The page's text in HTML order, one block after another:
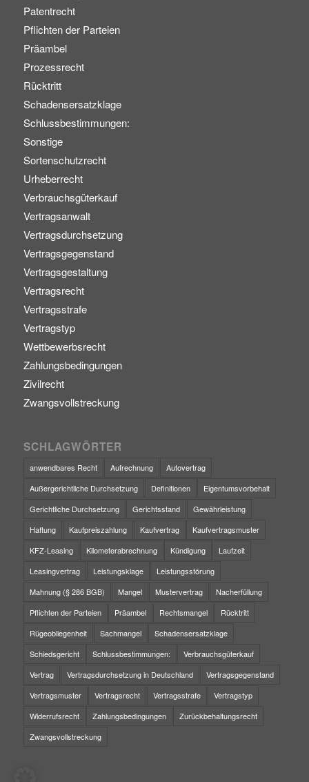
Patentrecht
Pflichten der Parteien
Präambel
Prozessrecht
Rücktritt
Schadensersatzklage
Schlussbestimmungen:
Sonstige
Sortenschutzrecht
Urheberrecht
Verbrauchsgüterkauf
Vertragsanwalt
Vertragsdurchsetzung
Vertragsgegenstand
Vertragsgestaltung
Vertragsrecht
Vertragsstrafe
Vertragstyp
Wettbewerbsrecht
Zahlungsbedingungen
Zivilrecht
Zwangsvollstreckung
SCHLAGWÖRTER
anwendbares Recht Aufrechnung
Autovertrag
Außergerichtliche Durchsetzung
Definitionen
Eigentumsvorbehalt
Gerichtliche Durchsetzung
Gerichtsstand
Gewährleistung
Haftung
Kaufpreiszahlung Kaufvertrag
Kaufvertragsmuster
KFZ-Leasing
Kilometerabrechnung Kündigung
Laufzeit
Leasingvertrag
Leistungsklage
Leistungsstörung
Mahnung (§ 286 BGB)
Mangel Mustervertrag
Nacherfüllung
Pflichten der Parteien
Präambel Rechtsmangel
Rücktritt
Rügeobliegenheit
Sachmangel
Schadensersatzklage
Schiedsgericht
Schlussbestimmungen:
Verbrauchsgüterkauf
Vertrag
Vertragsdurchsetzung in Deutschland
Vertragsgegenstand
Vertragsmuster
Vertragsrecht Vertragsstrafe
Vertragstyp
Widerrufsrecht
Zahlungsbedingungen
Zurückbehaltungsrecht
Zwangsvollstreckung